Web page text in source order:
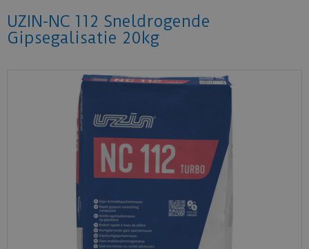
UZIN-NC 112 Sneldrogende
Gipsegalisatie 20kg